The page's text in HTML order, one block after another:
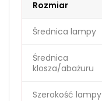
Rozmiar
Średnica lampy
Średnica
klosza/abażuru
Szerokość lampy